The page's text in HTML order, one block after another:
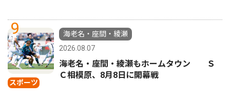
9
スポーツ
海老名・座間・綾瀬
2026.08.07
海老名・座間・綾瀬もホームタウン Ｓ
Ｃ相模原、8月8日に開幕戦